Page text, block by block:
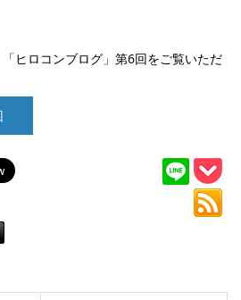
ヒロコンブログ」第6回をご覧いただ